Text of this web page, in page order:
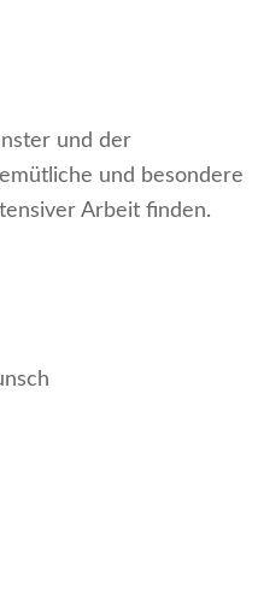
und der
und besondere
Arbeit finden.